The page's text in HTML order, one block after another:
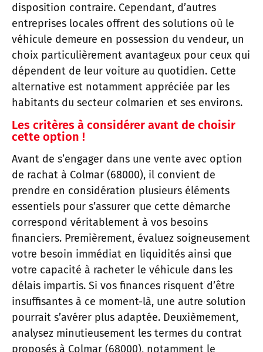
disposition contraire. Cependant, d’autres
entreprises locales offrent des solutions où le
véhicule demeure en possession du vendeur, un
choix particulièrement avantageux pour ceux qui
dépendent de leur voiture au quotidien. Cette
alternative est notamment appréciée par les
habitants du secteur colmarien et ses environs.
Les critères à considérer avant de choisir
cette option !
Avant de s’engager dans une vente avec option
de rachat à Colmar (68000), il convient de
prendre en considération plusieurs éléments
essentiels pour s’assurer que cette démarche
correspond véritablement à vos besoins
financiers. Premièrement, évaluez soigneusement
votre besoin immédiat en liquidités ainsi que
votre capacité à racheter le véhicule dans les
délais impartis. Si vos finances risquent d’être
insuffisantes à ce moment-là, une autre solution
pourrait s’avérer plus adaptée. Deuxièmement,
analysez minutieusement les termes du contrat
proposés à Colmar (68000), notamment le